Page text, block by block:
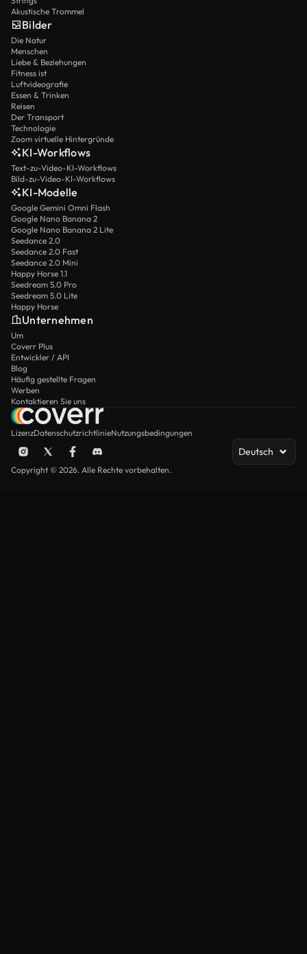
Akustische Trommel
Bilder
Die Natur
Menschen
Liebe & Beziehungen
Fitness ist
Luftvideografie
Essen & Trinken
Reisen
Der Transport
Technologie
Zoom virtuelle Hintergründe
KI-Workflows
Text-zu-Video-KI-Workflows
Bild-zu-Video-KI-Workflows
KI-Modelle
Google Gemini Omni Flash
Google Nano Banana 2
Google Nano Banana 2 Lite
Seedance 2.0
Seedance 2.0 Fast
Seedance 2.0 Mini
Happy Horse 1.1
Seedream 5.0 Pro
Seedream 5.0 Lite
Happy Horse
Unternehmen
Um
Coverr Plus
Entwickler / API
Blog
Häufig gestellte Fragen
Werben
Kontaktieren Sie uns
LizenzDatenschutzrichtlinieNutzungsbedingungen
Deutsch
Copyright © 2026. Alle Rechte vorbehalten.